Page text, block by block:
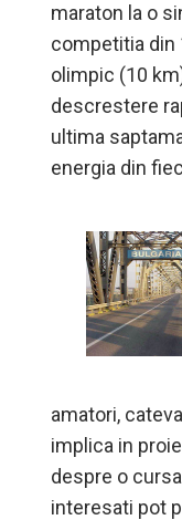
maraton la o
competitia din
olimpic (10
descrestere
ultima
energia din
amatori,
implica in
despre o
interesati pot